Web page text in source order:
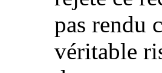
pas rendu
véritable